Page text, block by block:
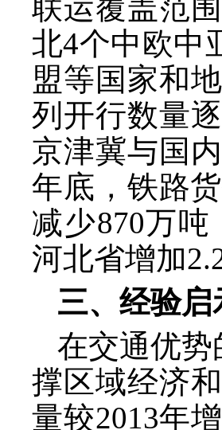
联运覆盖范
北4个中欧中
盟等国家和
列开行数量
京津冀与国
年底，铁路
减少870万吨
河北省增加
三、经验启
在交通优
撑区域经济
量较2013年